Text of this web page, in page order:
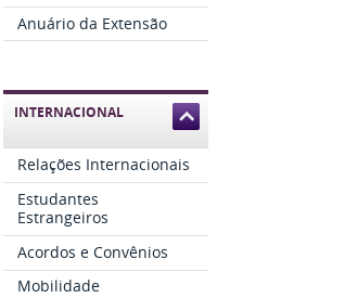
Anuário da Extensão
INTERNACIONAL
Relações Internacionais
Estudantes
Estrangeiros
Acordos e Convênios
Mobilidade